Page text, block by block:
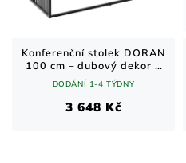
Konferenční stolek DORAN
100 cm – dubový dekor a
kouřové sklo
DODÁNÍ 1-4 TÝDNY
3 648 Kč